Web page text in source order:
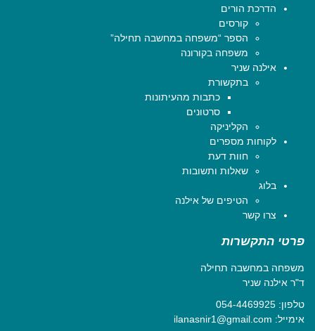
הדרכת הורים
קורסים
הספר “משפחה במחשבה תחילה”
משפחה בקורונה
אילנה שניר
בתקשורת
כתבות מהעיתונות
סרטונים
הקליניקה
לקוחות מספרים
חוות דעת
שאלות ותשובות
בלוג
הטיפים של אילנה
צרו קשר
פרטי התקשרות
משפחה במחשבה תחילה
ד"ר אילנה שניר
טלפון:054-4469925
אימייל:ilanasnir1@gmail.com